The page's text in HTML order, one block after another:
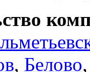
, Белово